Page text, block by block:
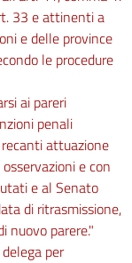
33 e attinenti a
e delle province
le procedure
ai pareri
penali
attuazione
e con
e al Senato
di ritrasmissione,
nuovo parere."
per